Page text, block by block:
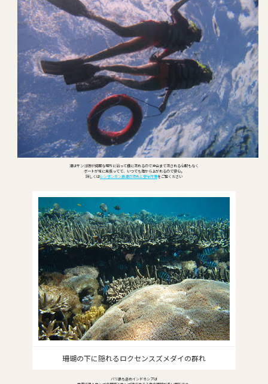
潮はサンゴ礁が綺麗な場所に沿って横に流れるので沖合まで流される心配もなく
ボートが常に見張ってて、いつでも海から上がれるので安心。
詳しくはレンボンガン島潮の流れと安全対策をご覧ください
珊瑚の下に隠れるロクセンスズメダイの群れ
バリ島も含めインドネシアは